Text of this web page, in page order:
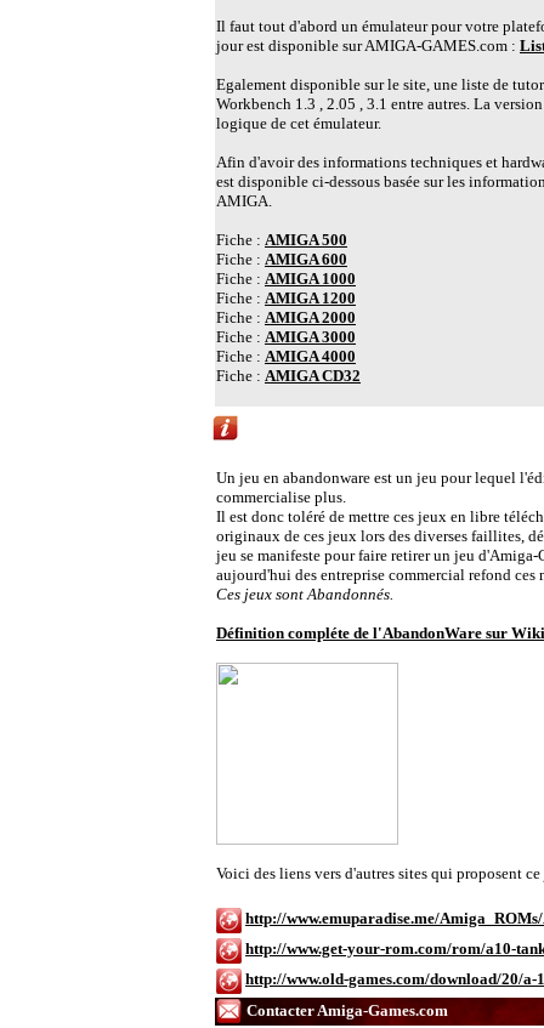
Il faut tout d'abord un émulateur pour votre
jour est disponible sur AMIGA-GAMES.com :
Egalement disponible sur le site, une liste de
Workbench 1.3 , 2.05 , 3.1 entre autres. La
logique de cet émulateur.
Afin d'avoir des informations techniques et
est disponible ci-dessous basée sur les
AMIGA.
Fiche : AMIGA 500
Fiche : AMIGA 600
Fiche : AMIGA 1000
Fiche : AMIGA 1200
Fiche : AMIGA 2000
Fiche : AMIGA 3000
Fiche : AMIGA 4000
Fiche : AMIGA CD32
Un jeu en abandonware est un jeu pour lequel
commercialise plus.
Il est donc toléré de mettre ces jeux en libre
originaux de ces jeux lors des diverses faillites,
jeu se manifeste pour faire retirer un jeu
aujourd'hui des entreprise commercial refond
Ces jeux sont Abandonnés.
Définition compléte de l'AbandonWare sur
Voici des liens vers d'autres sites qui proposent
http://www.emuparadise.me/
http://www.get-your-rom.com/rom/a10-
http://www.old-games.com/download/20/
Contacter Amiga-Games.com